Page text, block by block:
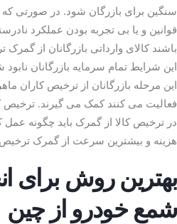
سنگین برای بازرگان شود. در صورتی که
قوانین و یا بی تجربه بودن عملکرد
باشند کالای وارداتی بازرگانان از
این شرایط تمام سرمایه بازرگانان
این مرحله بازرگانان از ترخیص کاران
فعالیت می کنند کمک می گیرند. ترخیص
در ترخیص کالا از گمرک باید چگونه عمل
هزینه و بیشترین سرعت از گمرک
بهترین روش برای
شمع خودرو از چین